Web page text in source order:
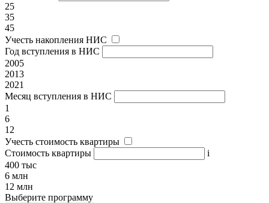
25
35
45
Учесть накопления НИС
Год вступления в НИС
2005
2013
2021
Месяц вступления в НИС
1
6
12
Учесть стоимость квартиры
Стоимость квартиры
i
400 тыс
6 млн
12 млн
Выберите программу